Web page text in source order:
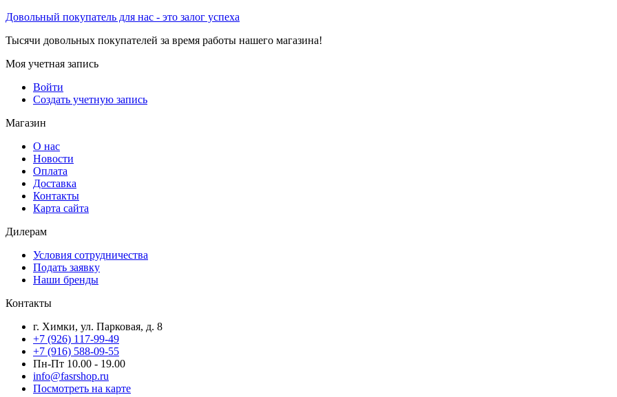
Довольный покупатель для нас - это залог успеха
Тысячи довольных покупателей за время работы нашего магазина!
Моя учетная запись
Войти
Создать учетную запись
Магазин
О нас
Новости
Оплата
Доставка
Контакты
Карта сайта
Дилерам
Условия сотрудничества
Подать заявку
Наши бренды
Контакты
г. Химки, ул. Парковая, д. 8
+7 (926) 117-99-49
+7 (916) 588-09-55
Пн-Пт 10.00 - 19.00
info@fasrshop.ru
Посмотреть на карте